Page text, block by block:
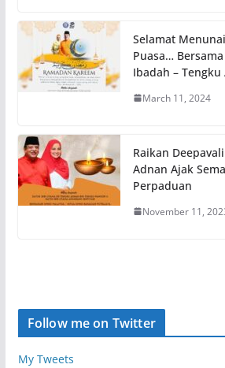
Selamat
Puasa…
Ibadah – Tengku
March 11, 2024
Raikan
Adnan Ajak
Perpaduan
November 11,
Follow me on Twitter
My Tweets